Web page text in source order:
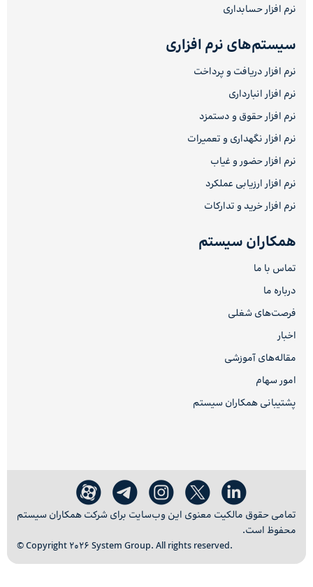
نرم افزار حسابداری
سیستم‌های نرم افزاری
نرم افزار دریافت و پرداخت
نرم افزار انبارداری
نرم افزار حقوق و دستمزد
نرم افزار نگهداری و تعمیرات
نرم افزار حضور و غیاب
نرم افزار ارزیابی عملکرد
نرم افزار خرید و تدارکات
همکاران سیستم
تماس با ما
درباره ما
فرصت‌های شغلی
اخبار
مقاله‌های آموزشی
امور سهام
پشتیبانی همکاران سیستم
تمامی حقوق مالکیت معنوی این وب‌سایت برای شرکت همکاران سیستم
محفوظ است.
© Copyright 2026 System Group. All rights reserved.